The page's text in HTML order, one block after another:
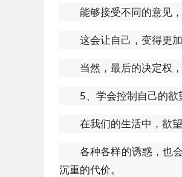
能够接受不同的意见
这会让自己，变得更
当然，最后的决定权
5、学会控制自己的欲
在我们的生活中，欲
各种各样的诱惑，也
沉重的代价。